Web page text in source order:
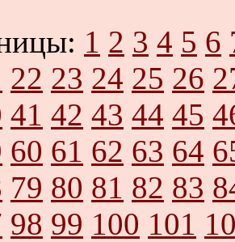
1 2 3 4 5 6
22 23 24 25 26
41 42 43 44 45
60 61 62 63 64
79 80 81 82 83
98 99 100 101